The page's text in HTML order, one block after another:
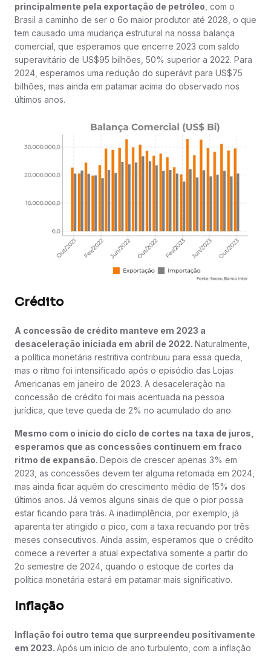
principalmente pela exportação de petróleo , com o
Brasil a caminho de ser o 6o maior produtor até 2028, o que
tem causado uma mudança estrutural na nossa balança
comercial, que esperamos que encerre 2023 com saldo
superavitário de US$95 bilhões, 50% superior a 2022. Para
2024, esperamos uma redução do superávit para US$75
bilhões, mas ainda em patamar acima do observado nos
últimos anos.
Crédito
A concessão de crédito manteve em 2023 a
desaceleração iniciada em abril de 2022. Naturalmente,
a política monetária restritiva contribuiu para essa queda,
mas o ritmo foi intensificado após o episódio das Lojas
Americanas em janeiro de 2023. A desaceleração na
concessão de crédito foi mais acentuada na pessoa
jurídica, que teve queda de 2% no acumulado do ano.
Mesmo com o início do ciclo de cortes na taxa de juros,
esperamos que as concessões continuem em fraco
ritmo de expansão. Depois de crescer apenas 3% em
2023, as concessões devem ter alguma retomada em 2024,
mas ainda ficar aquém do crescimento médio de 15% dos
últimos anos. Já vemos alguns sinais de que o pior possa
estar ficando para trás. A inadimplência, por exemplo, já
aparenta ter atingido o pico, com a taxa recuando por três
meses consecutivos. Ainda assim, esperamos que o crédito
comece a reverter a atual expectativa somente a partir do
2o semestre de 2024, quando o estoque de cortes da
política monetária estará em patamar mais significativo.
Inflação
Inflação foi outro tema que surpreendeu positivamente
em 2023. Após um início de ano turbulento, com a inflação